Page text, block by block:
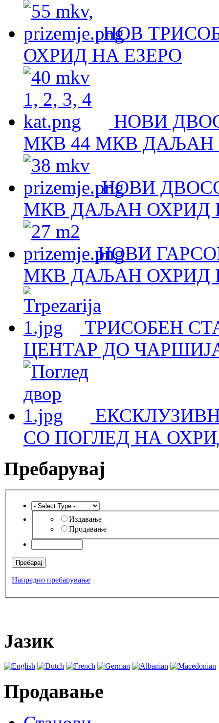
НОВ
ОХРИД НА ЕЗЕРО
НОВИ
МКВ 44 МКВ ДАЉАН
НОВИ
МКВ ДАЉАН ОХРИД
НОВИ
МКВ ДАЉАН ОХРИД
ТРИСОБЕН
ЦЕНТАР ДО
СО ПОГЛЕД НА
Пребарувај
Издавање
Продавање
Напредно пребарување
Јазик
Продавање